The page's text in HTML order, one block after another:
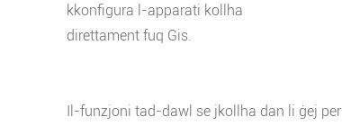
kkonfigura l-apparati kollha
direttament fuq Gis.
Il-funzjoni tad-dawl se jkollha dan li ġej